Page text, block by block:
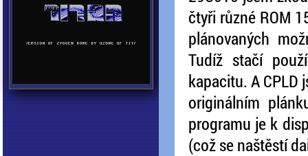
čtyři různé ROM
plánovaných
Tudíž stačí
kapacitu. A CPLD
originálním
programu je k
(což se naštěstí